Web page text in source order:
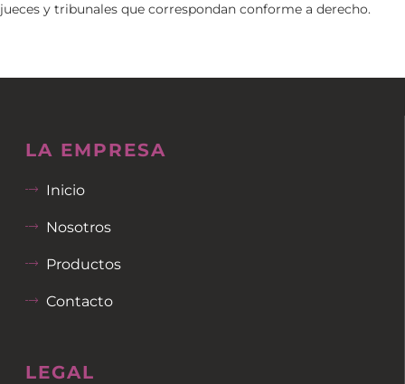
jueces y tribunales que correspondan conforme a derecho.
LA EMPRESA
Inicio
Nosotros
Productos
Contacto
LEGAL